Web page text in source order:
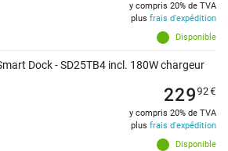
Disponible
y compris 20% de TVA
plus frais d'expédition
Dock - SD25TB4 incl. 180W chargeur
Disponible
22992€
y compris 20% de TVA
plus frais d'expédition